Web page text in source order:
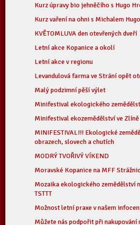
Kurz úpravy bio jehněčího s Hugo
Kurz vaření na ohni s Michalem
KVĚTOMLUVA den otevřených dveří
Letní akce Kopanice a okolí
Letní akce v regionu
Levandulová farma ve Strání opět
Malý podzimní pěší výlet
Minifestival ekologického
Minifestival ekozemědělství ve Zlíně
MINIFESTIVAL!!! Ekologické
obrazech, slovech a chutích
MODRÝ TVOŘIVÝ VÍKEND
Moravské Kopanice na MFF
Mozaika ekologického zemědělství
TSTTT
Možnost letní praxe v našem
Můžete nás podpořit při nakupování